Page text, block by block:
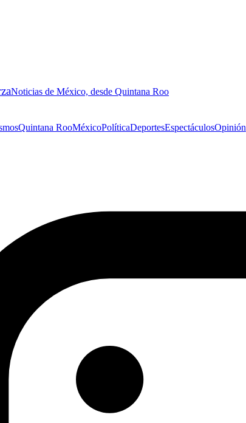
Noticias de México, desde Quintana Roo
Quintana RooMéxicoPolíticaDeportesEspectáculosOpinión